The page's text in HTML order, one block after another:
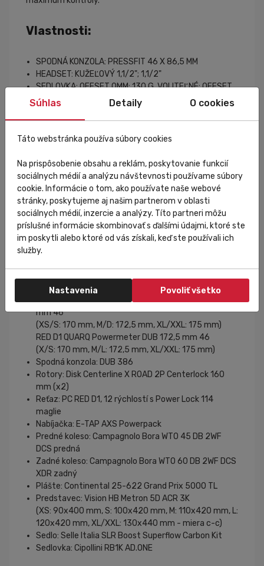
Vlastnosti:
SPODNÁ KONZOLA: PRESSFIT 46 X 86,5 MM
HEADSET: KUŽEĽOVÝ 1,1/2"; 1,1/2"
SEDLOVKA: OFFSET 0MM; 130 G. VOLITEĽNÉ: OFFSET
12 MM
BRZDY: KOTOÚČOVÉ BRZDY (PLOCHÉ UPEVNENIE,
VÝPOČNÁ NÁPRAVA 12 X 142 MM - 12 X 100 MM)
HMOTNOSŤ RÁMU: 1,010 G
MAXIMÁLNA PNEUMATIKA: 29 MM (MERANÁ ŠÍRKA)
Základná konfigurácia:
Rám: Cipollini RB1K AD.ONE
Vidlica: Cipollini RB1K AD.ONE
Zadná prehadzovačka: RED E-TAP AXS D1 - gabbia
lunga
rýchlostí
Súprava kľúk: RED D1 QUARQ Powermeter DUB 172,5
mm 46
(XS/S: 170 mm, M/D: 172,5 mm, XL/XXL: 175 mm)
RED D1 QUARQ Powermeter DUB 172,5 mm 46
(X/S: 170 mm, M/L: 172,5 mm, XL/XXL: 175 mm)
Spodná konzola: DUB 386
Rotory: Disk Centerline X ROAD 2P Centerlock 160
mm (x2)
Reťaz: PC RED D1, 12 rýchlostí s Power Lock 114
maglie
Nabíjačka: E-TAP AXS Powerpack
Predné koleso: Campagnolo Bora WTO 45 DB 2WF
DCS predná
Zadné koleso: Campagnolo Bora WTO 60 DB 2WF DCS
XDR zadný
Plášte: Continental 25-622 Grand Prix 5000 TL
Predstavec: Vision HB Metron 5D ACR 3K
(XS: 90x400 mm, S: 100x420 mm, M: 110x420 mm, L:
120x420 mm, XL/XXL: 130x440 mm - miera c-c)
Sedlo: Selle Italia SLR Boost Superflow Carbon Kit
Sedlovka: Cipollini RB1K AD.ONE
Súhlas Detaily O cookies
Táto webstránka používa súbory cookies
Na prispôsobenie obsahu a reklám, poskytovanie funkcií
sociálnych médií a analýzu návštevnosti používame súbory
cookie. Informácie o tom, ako používate naše webové
stránky, poskytujeme aj našim partnerom v oblasti
sociálnych médií, inzercie a analýzy. Títo partneri môžu
príslušné informácie skombinovať s ďalšími údajmi, ktoré ste
im poskytli alebo ktoré od vás získali, keď ste používali ich
služby.
Nastavenia Povoliť všetko